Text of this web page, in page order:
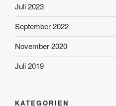
Juli 2023
September 2022
November 2020
Juli 2019
KATEGORIEN